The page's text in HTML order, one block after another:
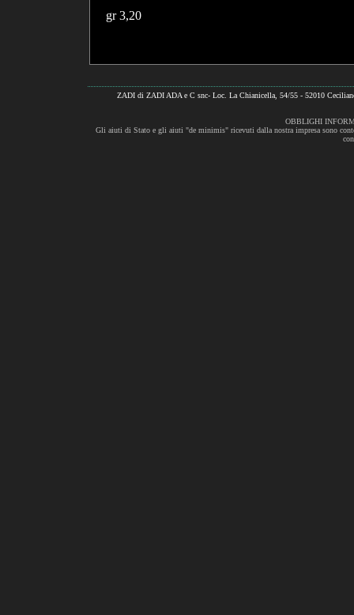
gr 3,20
ZADI di ZADI ADA e C snc- Loc. La Chianicella, 54/55 - 52010
OBBLIGHI
Gli aiuti di Stato e gli aiuti "de minimis" ricevuti dalla nostra impresa sono